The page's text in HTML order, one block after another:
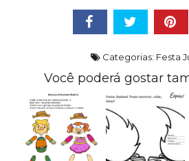
Categorias: Festa
Você poderá gostar